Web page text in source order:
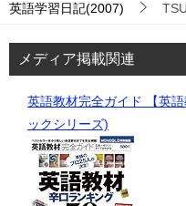
英語学習日記(2007)
メディア掲載関連
英語教材完全ガイド 【英
ックシリーズ)